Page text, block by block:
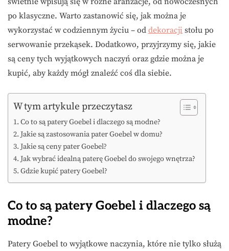
po klasyczne. Warto zastanowić się, jak można je
wykorzystać w codziennym życiu – od dekoracji stołu po
serwowanie przekąsek. Dodatkowo, przyjrzymy się, jakie
są ceny tych wyjątkowych naczyń oraz gdzie można je
kupić, aby każdy mógł znaleźć coś dla siebie.
W tym artykule przeczytasz
Co to są patery Goebel i dlaczego są modne?
Jakie są zastosowania pater Goebel w domu?
Jakie są ceny pater Goebel?
Jak wybrać idealną paterę Goebel do swojego wnętrza?
Gdzie kupić patery Goebel?
Co to są patery Goebel i dlaczego są
modne?
Patery Goebel to wyjątkowe naczynia, które nie tylko służą